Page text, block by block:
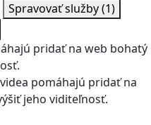
Spravovať služby(1)
pridať na web bohatý
pomáhajú pridať na
jeho viditeľnosť.